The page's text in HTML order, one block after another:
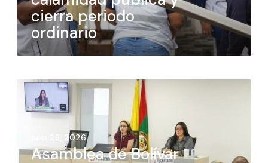
cierra periodo
ordinario
julio 28, 2026
Asamblea de Bolívar